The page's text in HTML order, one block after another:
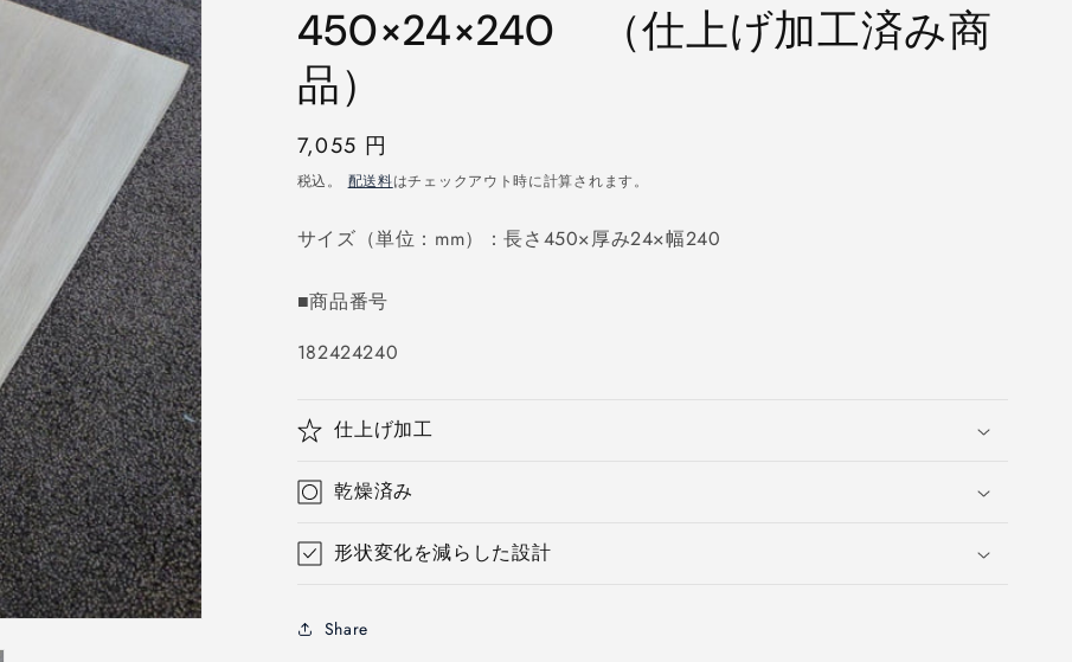
450×24×240 （仕上げ加工済み商
品）
通
常
格
7,055 円
税込。 配送料はチェックアウト時に計算されます。
サイズ（単位：mm）：長さ450×厚み24×幅240
■商品番号
SKU:
182424240
仕上げ加工
乾燥済み
形状変化を減らした設計
Share